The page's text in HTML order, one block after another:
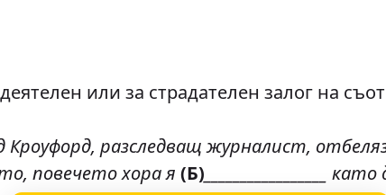
или за страдателен залог на
Кроуфорд, разследващ журналист,
повечето хора я (Б) _________________